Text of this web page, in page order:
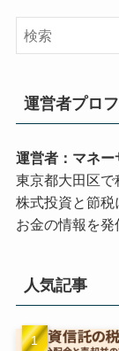
運営者プロ
運営者：マネ
東京都大田区で
株式投資と節
お金の情報を発
人気記事